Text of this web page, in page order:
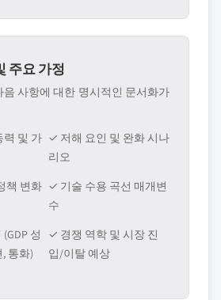
주요 가정
음 사항에 대한 명시적인 문서화가
및 가 ✓ 저해 요인 및 완화 시나
리오
책 변화 ✓ 기술 수용 곡선 매개변
수
성
통화)
✓ 경쟁 역학 및 시장 진
입/이탈 예상